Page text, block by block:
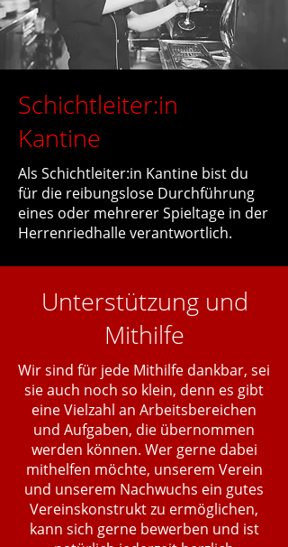
Schichtleiter:in
Kantine
Als Schichtleiter:in Kantine bist du
für die reibungslose Durchführung
eines oder mehrerer Spieltage in der
Herrenriedhalle verantwortlich.
Unterstützung und
Mithilfe
Wir sind für jede Mithilfe dankbar, sei
sie auch noch so klein, denn es gibt
eine Vielzahl an Arbeitsbereichen
und Aufgaben, die übernommen
werden können. Wer gerne dabei
mithelfen möchte, unserem Verein
und unserem Nachwuchs ein gutes
Vereinskonstrukt zu ermöglichen,
kann sich gerne bewerben und ist